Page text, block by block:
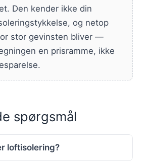
Den kender ikke din
og netop
stor gevinsten bliver —
en prisramme, ikke
spørgsmål
loftisolering?